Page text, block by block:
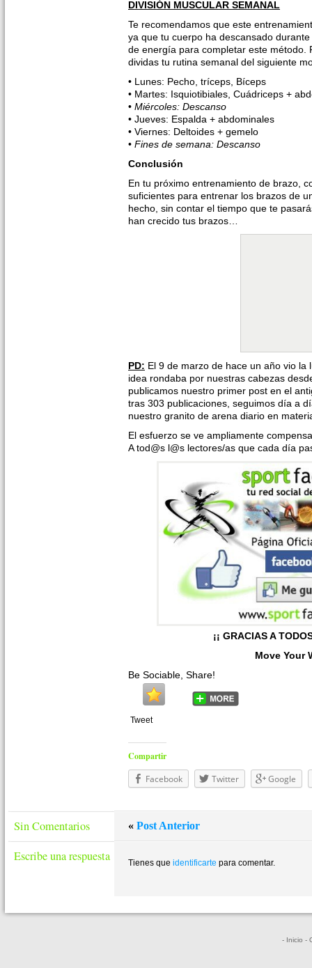
DIVISIÓN MUSCULAR SEMANAL
Te recomendamos que este
ya que tu cuerpo ha descansado
de energía para completar este método.
dividas tu rutina semanal del siguiente
• Lunes: Pecho, tríceps, Bíceps
• Martes: Isquiotibiales, Cuádriceps +
• Miércoles: Descanso
• Jueves: Espalda + abdominales
• Viernes: Deltoides + gemelo
• Fines de semana: Descanso
Conclusión
En tu próximo entrenamiento de brazo,
suficientes para entrenar los brazos de
hecho, sin contar el tiempo que te
han crecido tus brazos…
PD: El 9 de marzo de hace un año vio
idea rondaba por nuestras cabezas
publicamos nuestro primer post en el
tras 303 publicaciones, seguimos día a
nuestro granito de arena diario en
El esfuerzo se ve ampliamente
A tod@s l@s lectores/as que cada día
¡¡ GRACIAS A
Move Your
Be Sociable, Share!
Tweet
Compartir
Facebook
Twitter Google
Sin Comentarios « Post Anterior
Escribe una respuesta Tienes que identificarte para comentar.
- Inicio -